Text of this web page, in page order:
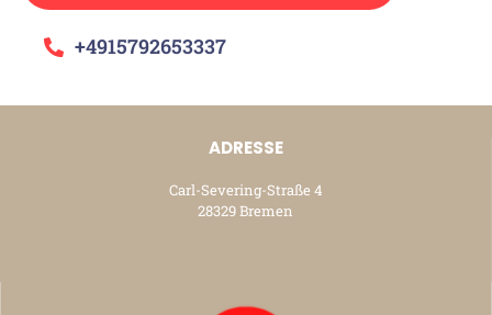
+4915792653337
ADRESSE
Carl-Severing-Straße 4
28329 Bremen